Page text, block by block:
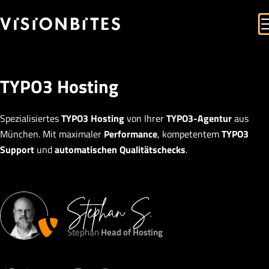
TYPO3 Hosting
SpezialisiertesTYPO3 Hostingvon IhrerTYPO3-Agenturaus
München. Mit maximaler Performance, kompetentemTYPO3
Support undautomatischen Qualitätschecks.
Stephan Head of Hosting